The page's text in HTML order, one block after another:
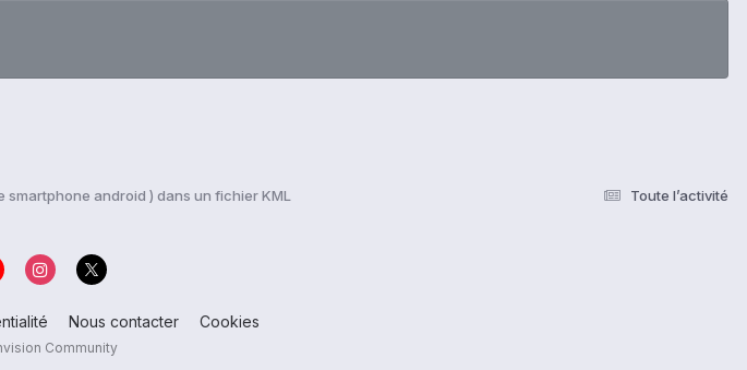
Toute l’activité
android ) dans un fichier KML
Nous contacter Cookies
Community